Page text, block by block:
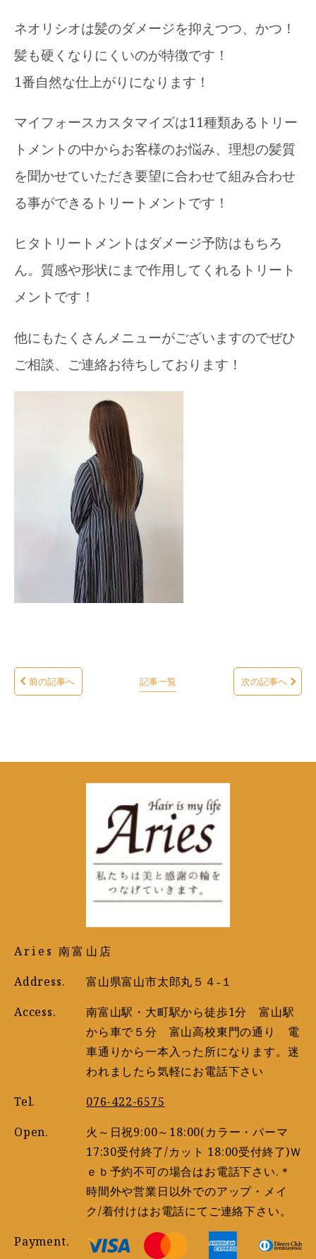
ネオリシオは髪のダメージを抑えつつ、かつ！
髪も硬くなりにくいのが特徴です！
1番自然な仕上がりになります！
マイフォースカスタマイズは11種類あるトリー
トメントの中からお客様のお悩み、理想の髪質
を聞かせていただき要望に合わせて組み合わせ
る事ができるトリートメントです！
ヒタトリートメントはダメージ予防はもちろ
ん。質感や形状にまで作用してくれるトリート
メントです！
他にもたくさんメニューがございますのでぜひ
ご相談、ご連絡お待ちしております！
前の記事へ 記事一覧 次の記事へ
Aries 南富山店
Address.
富山県富山市太郎丸５４‐１
Access.
南富山駅・大町駅から徒歩1分 富山駅
から車で５分 富山高校東門の通り 電
車通りから一本入った所になります。迷
われましたら気軽にお電話下さい
Tel.
076-422-6575
Open.
火～日祝9:00～18:00(カラー・パーマ
17:30受付終了/カット 18:00受付終了)Ｗ
ｅｂ予約不可の場合はお電話下さい.＊
時間外や営業日以外でのアップ・メイ
ク/着付けはお電話にてご連絡下さい。
Payment.